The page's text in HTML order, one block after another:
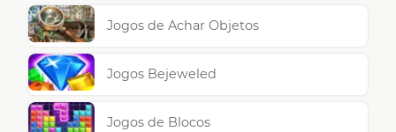
Jogos de Achar Objetos
Jogos Bejeweled
Jogos de Blocos